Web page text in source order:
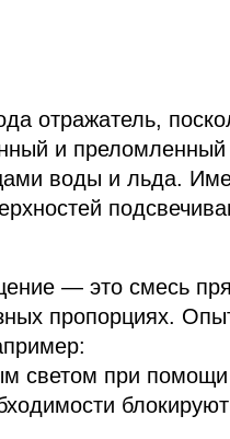
отражатель,
и
воды и льда.
— это смесь
пропорциях.
светом при